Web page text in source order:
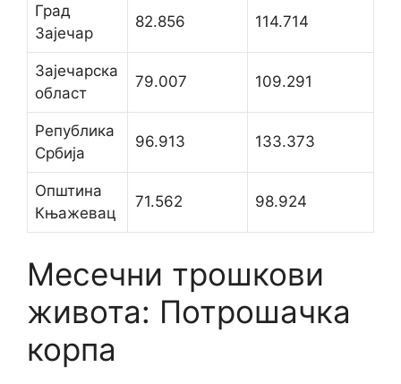
Град
Зајечар
82.856 114.714
Зајечарска
област
79.007 109.291
Република
Србија
96.913 133.373
Општина
Књажевац
71.562 98.924
Месечни трошкови
живота: Потрошачка
корпа